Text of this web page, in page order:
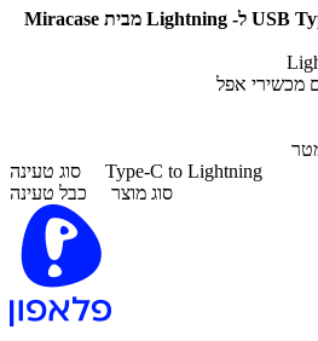
סוג טעינה Type-C to Lightning
סוג מוצר כבל טעינה